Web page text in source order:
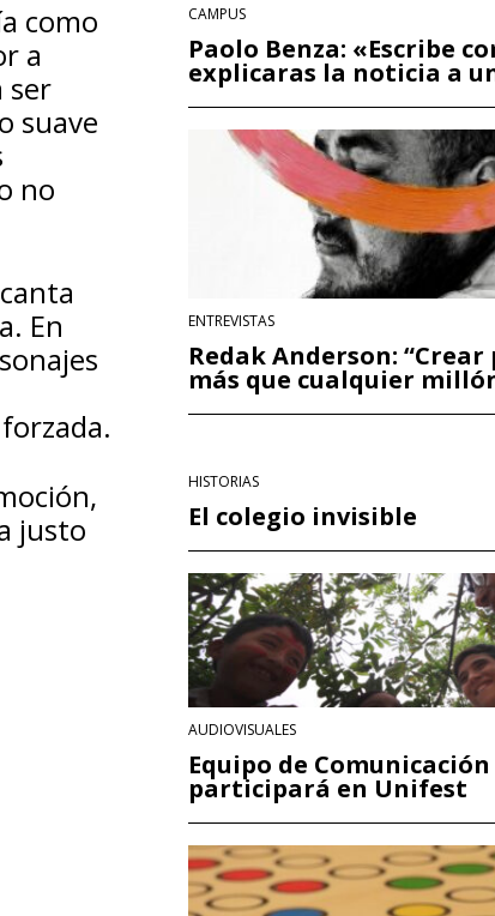
como
a
ser
suave
no
En
justo
CAMPUS
Paolo Benza: «Escribe
explicaras la noticia a
ENTREVISTAS
Redak Anderson:
más que cualquier
HISTORIAS
El colegio invisible
AUDIOVISUALES
Equipo de
participará en Unifest